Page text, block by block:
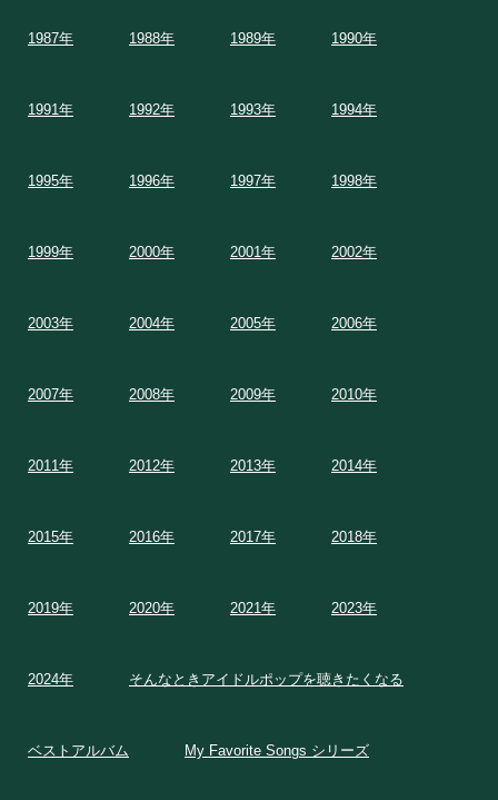
1987年 1988年 1989年 1990年
1991年 1992年 1993年 1994年
1995年 1996年 1997年 1998年
1999年 2000年 2001年 2002年
2003年 2004年 2005年 2006年
2007年 2008年 2009年 2010年
2011年 2012年 2013年 2014年
2015年 2016年 2017年 2018年
2019年 2020年 2021年 2023年
2024年 そんなときアイドルポップを聴きたくなる
ベストアルバム My Favorite Songs シリーズ